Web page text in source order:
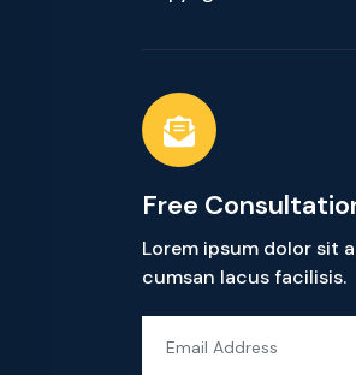
Free
Lorem ipsum dolor sit
cumsan lacus facilisis.